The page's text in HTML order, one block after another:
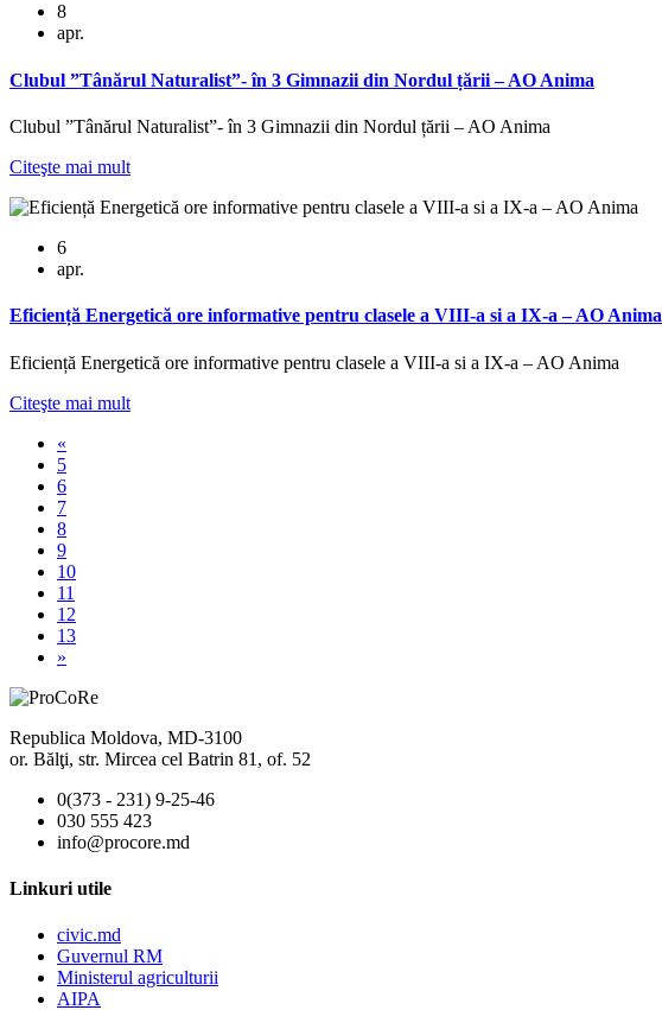
8
apr.
Clubul ”Tânărul Naturalist”- în 3 Gimnazii din Nordul țării – AO Anima
Clubul ”Tânărul Naturalist”- în 3 Gimnazii din Nordul țării – AO Anima
Citeşte mai mult
6
apr.
Eficiență Energetică ore informative pentru clasele a VIII-a si a IX-a – AO Anima
Eficiență Energetică ore informative pentru clasele a VIII-a si a IX-a – AO Anima
Citeşte mai mult
«
5
6
7
8
9
10
11
12
13
»
Republica Moldova, MD-3100
or. Bălţi, str. Mircea cel Batrin 81, of. 52
0(373 - 231) 9-25-46
030 555 423
info@procore.md
Linkuri utile
civic.md
Guvernul RM
Ministerul agriculturii
AIPA